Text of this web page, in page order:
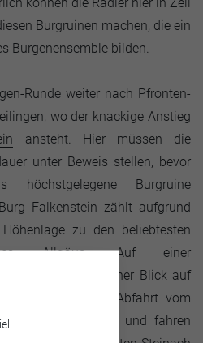
Burgruinen machen, die ein
Burgenensemble bilden.
Runde weiter nach Pfronten-
wo der knackige Anstieg
ansteht. Hier müssen die
unter Beweis stellen, bevor
höchstgelegene Burgruine
Falkenstein zählt aufgrund
zu den beliebtesten
des Allgäus. Auf einer
ein phantastischer Blick auf
Bei der Abfahrt vom
Rennradler links und fahren